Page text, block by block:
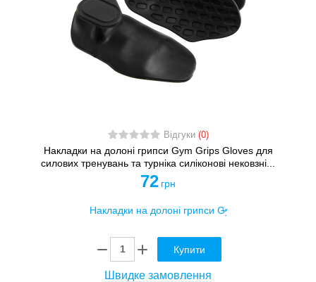
Відгуки (0)
Накладки на долоні грипси Gym Grips Gloves для
силових тренувань та турніка силіконові нековзні...
72 грн
Купити
Швидке замовлення